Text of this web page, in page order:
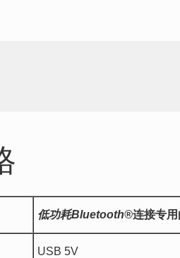
低功耗Bluetooth®连接专用
USB 5V